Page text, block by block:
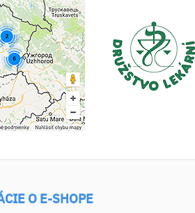
O E-SHOPE